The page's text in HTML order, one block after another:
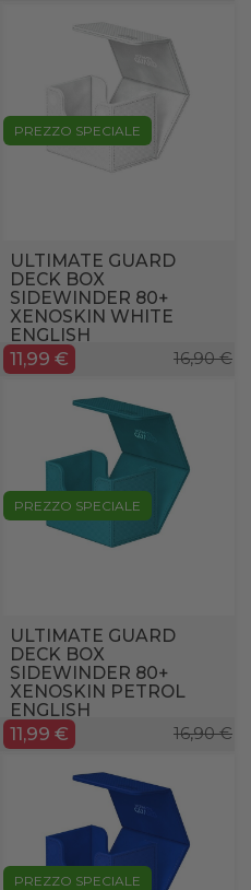
PREZZO SPECIALE
ULTIMATE GUARD
DECK BOX
SIDEWINDER 80+
XENOSKIN WHITE
ENGLISH
11,99 € 16,90 €
PREZZO SPECIALE
ULTIMATE GUARD
DECK BOX
SIDEWINDER 80+
XENOSKIN PETROL
ENGLISH
11,99 € 16,90 €
PREZZO SPECIALE